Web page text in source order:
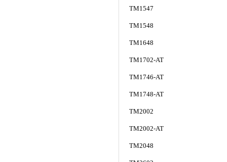
TM1547
TM1548
TM1648
TM1702-AT
TM1746-AT
TM1748-AT
TM2002
TM2002-AT
TM2048